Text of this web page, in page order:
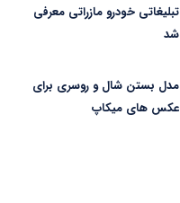
تبلیغاتی خودرو مازراتی معرفی
شد
مدل بستن شال و روسری برای
عکس های میکاپ